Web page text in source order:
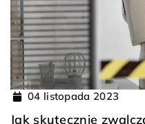
04 listopada 2023
Jak skutecznie